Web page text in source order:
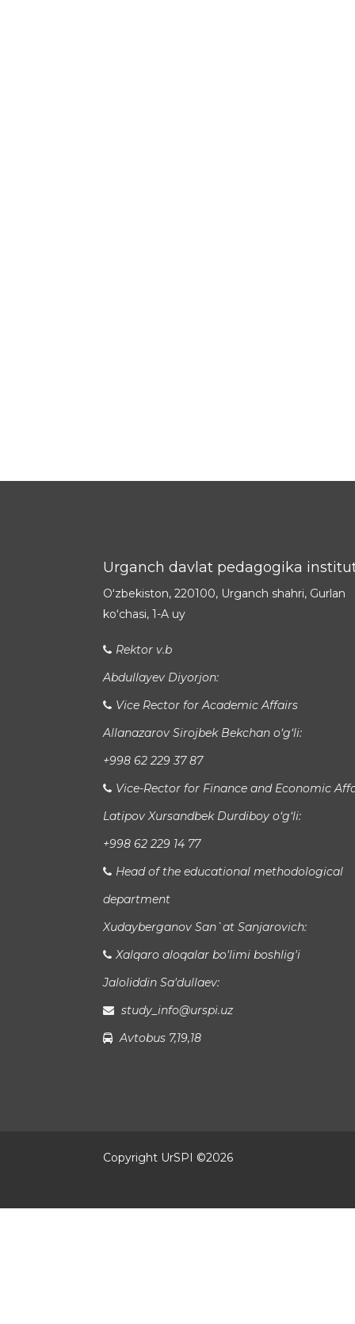
Urganch davlat pedagogika
Oʻzbekiston, 220100, Urganch shahri, Gurlan
koʻchasi, 1-A uy
Rektor v.b
Abdullayev Diyorjon:
Vice Rector for Academic Affairs
Allanazarov Sirojbek Bekchan o‘g‘li:
+998 62 229 37 87
Vice-Rector for Finance and Economic
Latipov Xursandbek Durdiboy o‘g‘li:
+998 62 229 14 77
Head of the educational methodological
department
Xudayberganov San`at Sanjarovich:
Xalqaro aloqalar bo'limi boshlig'i
Jaloliddin Sa'dullaev:
study_info@urspi.uz
Avtobus 7,19,18
Copyright UrSPI ©2026